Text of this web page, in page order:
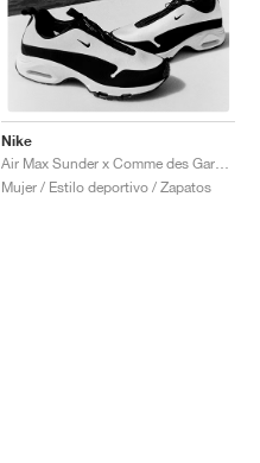
Nike
Air Max Sunder x Comme des Garçons Homme Plus "White & Black"
Mujer / Estilo deportivo / Zapatos